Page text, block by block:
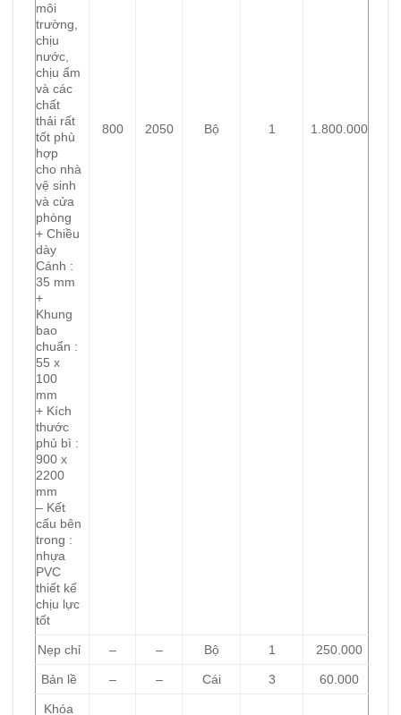
môi
trường,
chịu
nước,
chịu ẩm
và các
chất
thải rất
tốt phù
hợp
cho nhà
vệ sinh
và cửa
phòng
+ Chiều
dày
Cánh :
35 mm
+
Khung
bao
chuẩn :
55 x
100
mm
+ Kích
thước
phủ bì :
900 x
2200
mm
– Kết
cấu bên
trong :
nhựa
PVC
thiết kế
chịu lực
tốt
800 2050 Bộ 1 1.800.000
Nẹp chỉ – – Bộ 1 250.000
Bản lề – – Cái 3 60.000
Khóa